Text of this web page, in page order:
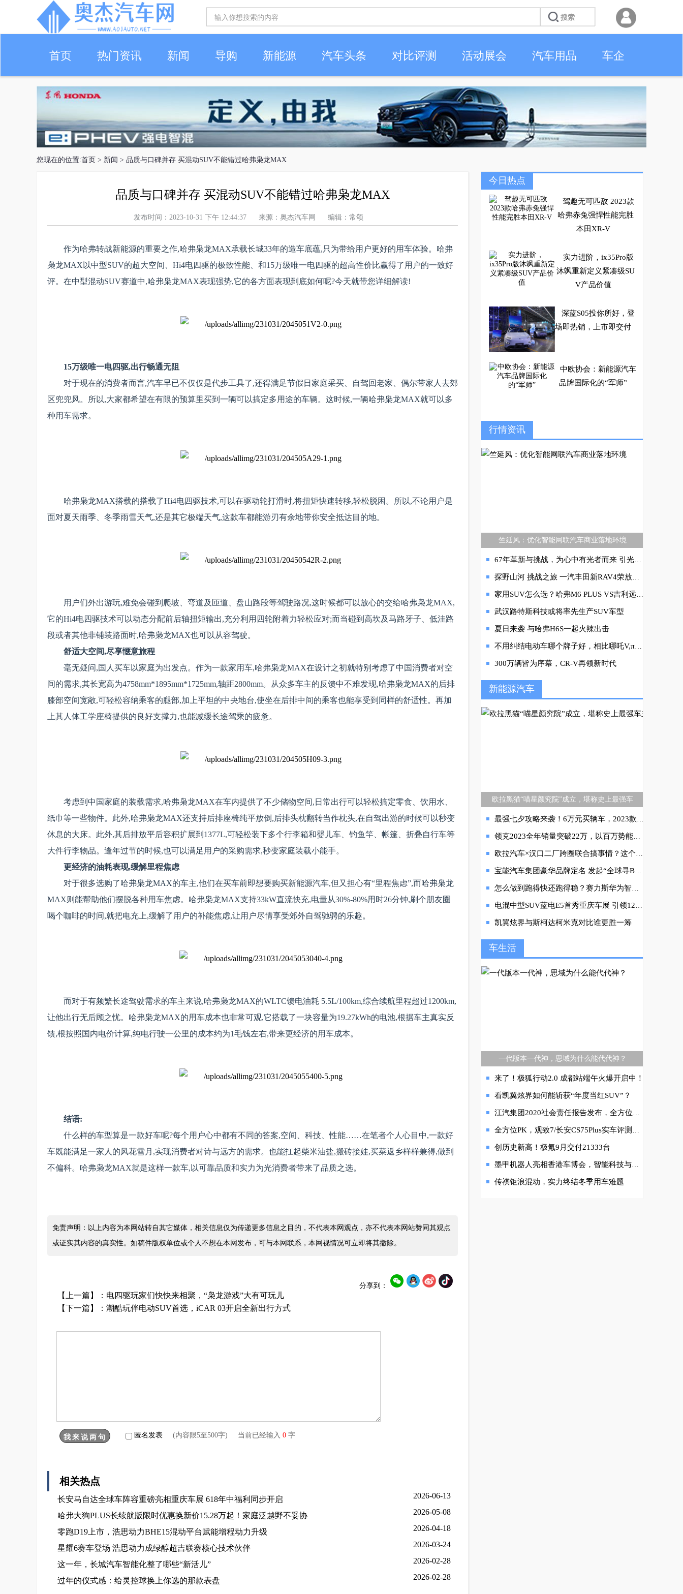
首页 热门资讯 新闻 导购 新能源 汽车头条 对比评测 活动展会 汽车用品 车企
您现在的位置:首页 > 新闻 > 品质与口碑并存 买混动SUV不能错过哈弗枭龙MAX
品质与口碑并存 买混动SUV不能错过哈弗枭龙MAX
发布时间：2023-10-31 下午 12:44:37 来源：奥杰汽车网 编辑：常颂
作为哈弗转战新能源的重要之作,哈弗枭龙MAX承载长城33年的造车底蕴,只为带给用户更好的用车体验。哈弗
枭龙MAX以中型SUV的超大空间、Hi4电四驱的极致性能、和15万级唯一电四驱的超高性价比赢得了用户的一致好
评。在中型混动SUV赛道中,哈弗枭龙MAX表现强势,它的各方面表现到底如何呢?今天就带您详细解读!
15万级唯一电四驱,出行畅通无阻
对于现在的消费者而言,汽车早已不仅仅是代步工具了,还得满足节假日家庭采买、自驾回老家、偶尔带家人去郊
区兜兜风。所以,大家都希望在有限的预算里买到一辆可以搞定多用途的车辆。这时候,一辆哈弗枭龙MAX就可以多
种用车需求。
哈弗枭龙MAX搭载的搭载了Hi4电四驱技术,可以在驱动轮打滑时,将扭矩快速转移,轻松脱困。所以,不论用户是
面对夏天雨季、冬季雨雪天气,还是其它极端天气,这款车都能游刃有余地带你安全抵达目的地。
用户们外出游玩,难免会碰到爬坡、弯道及匝道、盘山路段等驾驶路况,这时候都可以放心的交给哈弗枭龙MAX,
它的Hi4电四驱技术可以动态分配前后轴扭矩输出,充分利用四轮附着力轻松应对;而当碰到高坎及马路牙子、低洼路
段或者其他非铺装路面时,哈弗枭龙MAX也可以从容驾驶。
舒适大空间,尽享惬意旅程
毫无疑问,国人买车以家庭为出发点。作为一款家用车,哈弗枭龙MAX在设计之初就特别考虑了中国消费者对空
间的需求,其长宽高为4758mm*1895mm*1725mm,轴距2800mm。从众多车主的反馈中不难发现,哈弗枭龙MAX的后排
膝部空间宽敞,可轻松容纳乘客的腿部,加上平坦的中央地台,使坐在后排中间的乘客也能享受到同样的舒适性。再加
上其人体工学座椅提供的良好支撑力,也能减缓长途驾乘的疲惫。
考虑到中国家庭的装载需求,哈弗枭龙MAX在车内提供了不少储物空间,日常出行可以轻松搞定零食、饮用水、
纸巾等一些物件。此外,哈弗枭龙MAX还支持后排座椅纯平放倒,后排头枕翻转当作枕头,在自驾出游的时候可以秒变
休息的大床。此外,其后排放平后容积扩展到1377L,可轻松装下多个行李箱和婴儿车、钓鱼竿、帐篷、折叠自行车等
大件行李物品。逢年过节的时候,也可以满足用户的采购需求,秒变家庭装载小能手。
更经济的油耗表现,缓解里程焦虑
对于很多选购了哈弗枭龙MAX的车主,他们在买车前即想要购买新能源汽车,但又担心有“里程焦虑”,而哈弗枭龙
MAX则能帮助他们摆脱各种用车焦虑。哈弗枭龙MAX支持33kW直流快充,电量从30%-80%用时26分钟,刷个朋友圈
喝个咖啡的时间,就把电充上,缓解了用户的补能焦虑,让用户尽情享受郊外自驾驰骋的乐趣。
而对于有频繁长途驾驶需求的车主来说,哈弗枭龙MAX的WLTC馈电油耗 5.5L/100km,综合续航里程超过1200km,
让他出行无后顾之忧。哈弗枭龙MAX的用车成本也非常可观,它搭载了一块容量为19.27kWh的电池,根据车主真实反
馈,根按照国内电价计算,纯电行驶一公里的成本约为1毛钱左右,带来更经济的用车成本。
结语:
什么样的车型算是一款好车呢?每个用户心中都有不同的答案,空间、科技、性能……在笔者个人心目中,一款好
车既能满足一家人的风花雪月,实现消费者对诗与远方的需求。也能扛起柴米油盐,搬砖接娃,买菜返乡样样兼得,做到
不偏科。哈弗枭龙MAX就是这样一款车,以可靠品质和实力为光消费者带来了品质之选。
免责声明：以上内容为本网站转自其它媒体，相关信息仅为传递更多信息之目的，不代表本网观点，亦不代表本网站赞同其观点
或证实其内容的真实性。如稿件版权单位或个人不想在本网发布，可与本网联系，本网视情况可立即将其撤除。
分享到：
【上一篇】： 电四驱玩家们快快来相聚，“枭龙游戏”大有可玩儿
【下一篇】： 潮酷玩伴电动SUV首选，iCAR 03开启全新出行方式
匿名发表 (内容限5至500字) 当前已经输入 0 字
相关热点
长安马自达全球车阵容重磅亮相重庆车展 618年中福利同步开启 2026-06-13
哈弗大狗PLUS长续航版限时优惠换新价15.28万起！家庭泛越野不妥协 2026-05-08
零跑D19上市，浩思动力BHE15混动平台赋能增程动力升级 2026-04-18
星耀6赛车登场 浩思动力成绿醇超吉联赛核心技术伙伴 2026-03-24
这一年，长城汽车智能化整了哪些“新活儿” 2026-02-28
过年的仪式感：给灵控球换上你选的那款表盘 2026-02-28
今日热点
驾趣无可匹敌 2023款
哈弗赤兔强悍性能完胜
本田XR-V
实力进阶，ix35Pro版
沐飒重新定义紧凑级SU
V产品价值
深蓝S05投你所好，登
场即热销，上市即交付
中欧协会：新能源汽车
品牌国际化的“军师”
友“眼馋”了……
行情资讯
竺延风：优化智能网联汽车商业落地环境
67年革新与挑战，为心中有光者而来 引光前行——一汽丰田2022全新皇冠品牌发布
探野山河 挑战之旅 一汽丰田新RAV4荣放赏自然人文 览极致中国
家用SUV怎么选？哈弗M6 PLUS VS吉利远景X6 PRO对比盘点
武汉路特斯科技或将率先生产SUV车型
夏日来袭 与哈弗H6S一起火辣出击
不用纠结电动车哪个牌子好，相比哪吒V,π1 LITE畅玩版才是出行优选
300万辆皆为序幕，CR-V再领新时代
新能源汽车
欧拉黑猫“喵星颜究院”成立，堪称史上最强车
最强七夕攻略来袭！6万元买辆车，2023款瑞虎5x为佳节送惊喜！
领克2023全年销量突破22万，以百万势能加速向新跃升
欧拉汽车×汉口二厂跨圈联合搞事情？这个三八节太过心机！
宝能汽车集团豪华品牌定名 发起“全球寻BAO”Slogan征集活动
怎么做到跑得快还跑得稳？赛力斯华为智选SF5给你打个样
电混中型SUV蓝电E5首秀重庆车展 引领12万级电混SUV新选择
凯翼炫界与斯柯达柯米克对比谁更胜一筹
车生活
一代版本一代神，思域为什么能代代神？
来了！极狐行动2.0 成都站端午火爆开启中！
看凯翼炫界如何能斩获“年度当红SUV”？
江汽集团2020社会责任报告发布，全方位呈现江汽集团履责实践及成效
全方位PK，观致7/长安CS75Plus实车评测，谁更值得买
创历史新高！极氪9月交付21333台
墨甲机器人亮相香港车博会，智能科技与东方之珠碰撞新火花
传祺钜浪混动，实力终结冬季用车难题